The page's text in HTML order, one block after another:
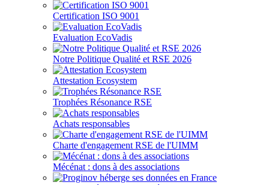
Certification ISO 9001
Evaluation EcoVadis
Notre Politique Qualité et RSE 2026
Attestation Ecosystem
Trophées Résonance RSE
Achats responsables
Charte d'engagement RSE de l'UIMM
Mécénat : dons à des associations